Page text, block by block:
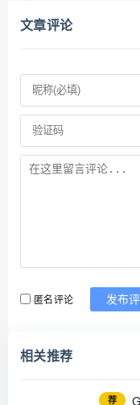
文章评论
匿名评论 发布
相关推荐
荐